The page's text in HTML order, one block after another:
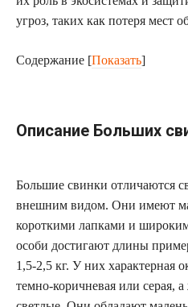
угроз, таких как потеря мест
Содержание [Показать]
Описание Больших
Большие свинки отличаются
внешним видом. Они имеют
короткими лапками и
особи достигают длины
1,5-2,5 кг. У них характерная
темно-коричневая или серая,